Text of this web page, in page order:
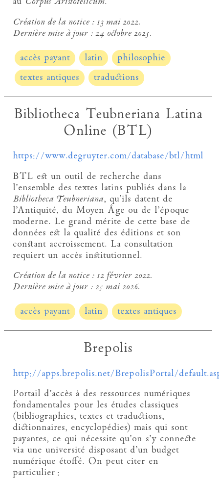
Création de la notice :13 mai 2022.
Dernière mise à jour :24 octobre 2025.
accès payant latin
philosophie
textes antiques
traductions
Bibliotheca Teubneriana Latina
Online (BTL)
https://www.degruyter.com/database/btl/html
BTL est un outil de recherche dans
l’ensemble des textes latins publiés dans la
Bibliotheca Teubneriana, qu’ils datent de
l’Antiquité, du Moyen Âge ou de l’époque
moderne. Le grand mérite de cette base de
données est la qualité des éditions et son
constant accroissement. La consultation
requiert un accès institutionnel.
Création de la notice :12 février 2022.
Dernière mise à jour :25 mai 2026.
accès payant latin textes antiques
Brepolis
http://apps.brepolis.net/BrepolisPortal/
Portail d’accès à des ressources numériques
fondamentales pour les études classiques
(bibliographies, textes et traductions,
dictionnaires, encyclopédies) mais qui sont
payantes, ce qui nécessite qu’on s’y connecte
via une université disposant d’un budget
numérique étoffé. On peut citer en
particulier :